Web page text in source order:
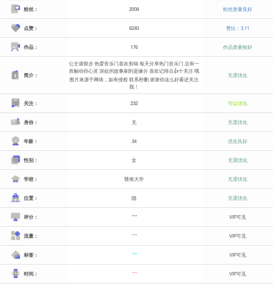
粉丝： 2008 粉丝质量良好
点赞： 6240 赞比：3.11
作品： 176 作品质量较好
简介：
公主请留步 热爱音乐门喜欢剪辑 每天分享热门音乐门 总有一
首触动你心灵 深处的故事刷到是缘分 喜欢记得点👍十关注 哦
图片来源于网络，如有侵权 联系秒删 谢谢你这么好看还关注
我！
无需优化
关注： 232 可以优化
身份： 无 无需优化
年龄： 34 优化良好
性别： 女 无需优化
学校： 暨南大学 无需优化
位置： 隐 无需优化
评分： *** VIP可见
流量： *** VIP可见
标签： *** VIP可见
时间： *** VIP可见